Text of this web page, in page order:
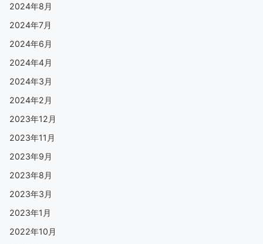
2024年8月
2024年7月
2024年6月
2024年4月
2024年3月
2024年2月
2023年12月
2023年11月
2023年9月
2023年8月
2023年3月
2023年1月
2022年10月